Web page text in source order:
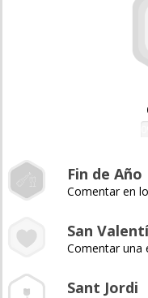
Fin de Año
Comentar en
San
Comentar una
Sant Jordi